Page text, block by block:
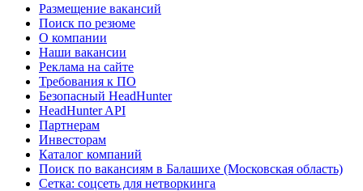
Размещение вакансий
Поиск по резюме
О компании
Наши вакансии
Реклама на сайте
Требования к ПО
Безопасный HeadHunter
HeadHunter API
Партнерам
Инвесторам
Каталог компаний
Поиск по вакансиям в Балашихе (Московская область)
Сетка: соцсеть для нетворкинга